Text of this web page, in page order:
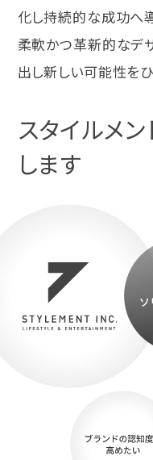
化し持続的な成功へ
柔軟かつ革新的なデ
出し新しい可能性をひ
スタイルメ
します